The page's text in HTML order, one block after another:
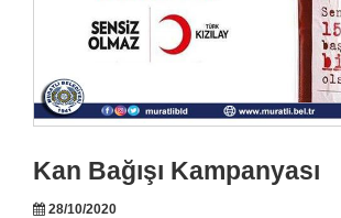
Kan Bağışı Kampanyası
28/10/2020